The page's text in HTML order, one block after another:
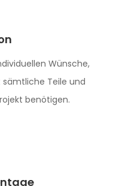
Wünsche,
Teile und
benötigen.